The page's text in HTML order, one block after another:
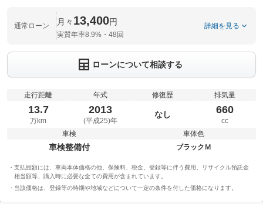
通常ローン 月々 13,400円
実質年率8.9%・48回
詳細を見る
ローンについて相談する
走行距離
13.7
万km
年式
2013
(平成25)年
修復歴
なし
排気量
660
cc
車検
車検整備付
車体色
ブラックＭ
支払総額には、車両本体価格の他、保険料、税金、登録等に伴う費用、リサイクル預託金
相当額等、購入時に必要な全ての費用が含まれています。
当該価格は、登録等の時期や地域などについて一定の条件を付した価格になります。